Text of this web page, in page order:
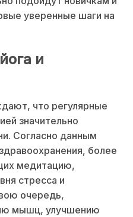
уверенные шаги на
и
что регулярные
значительно
Согласно данным
более
медитацию,
стресса и
очередь,
мышц, улучшению